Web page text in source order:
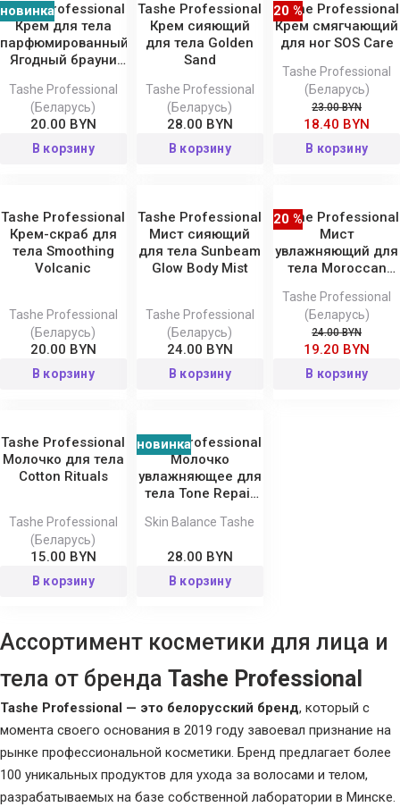
Tashe Professional
Крем для тела
парфюмированный
Ягодный брауни
новинка
Tashe Professional
(Беларусь)
20.00 BYN
В корзину
Tashe Professional
Крем сияющий
для тела Golden
Sand
Tashe Professional
(Беларусь)
28.00 BYN
В корзину
Tashe Professional
Крем смягчающий
для ног SOS Care
20 %
Tashe Professional
(Беларусь)
23.00 BYN
18.40 BYN
В корзину
Tashe Professional
Крем-скраб для
тела Smoothing
Volcanic
Tashe Professional
(Беларусь)
20.00 BYN
В корзину
Tashe Professional
Мист сияющий
для тела Sunbeam
Glow Body Mist
Tashe Professional
(Беларусь)
24.00 BYN
В корзину
Tashe Professional
Мист
увлажняющий для
тела Moroccan
20 %
Tashe Professional
(Беларусь)
24.00 BYN
19.20 BYN
В корзину
Tashe Professional
Молочко для тела
Cotton Rituals
Tashe Professional
(Беларусь)
15.00 BYN
В корзину
Tashe Professional
Молочко
увлажняющее для
тела Tone Repair
Balance
новинка
Skin Balance Tashe
28.00 BYN
В корзину
Ассортимент косметики для лица и
тела от бренда Tashe Professional
Tashe Professional — это белорусский бренд, который с
момента своего основания в 2019 году завоевал признание на
рынке профессиональной косметики. Бренд предлагает более
100 уникальных продуктов для ухода за волосами и телом,
разрабатываемых на базе собственной лаборатории в Минске.